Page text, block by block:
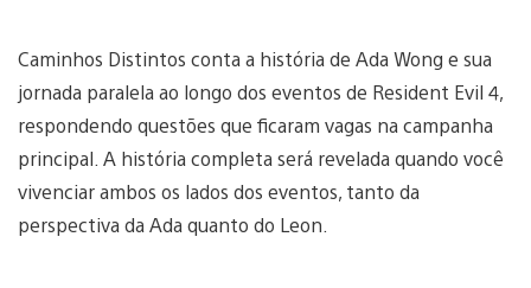
Caminhos Distintos conta a história de Ada Wong e sua
jornada paralela ao longo dos eventos de Resident Evil 4,
respondendo questões que ficaram vagas na campanha
principal. A história completa será revelada quando você
vivenciar ambos os lados dos eventos, tanto da
perspectiva da Ada quanto do Leon.